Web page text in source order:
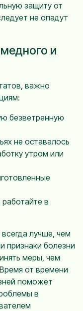
защиту от
не опадут
и
важно
безветренную
не оставалось
утром или
в
лучше, чем
признаки болезни
меры, чем
от времени
поможет
в